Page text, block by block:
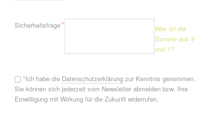
Pflichtfeld
Sicherheitsfrage*
Was ist die
Summe aus 9
und 1?
*Ich habe die Datenschutzerklärungzur Kenntnis genommen.
Sie können sich jederzeit vom Newsletter abmelden bzw. Ihre
Einwilligung mit Wirkung für die Zukunft widerrufen.